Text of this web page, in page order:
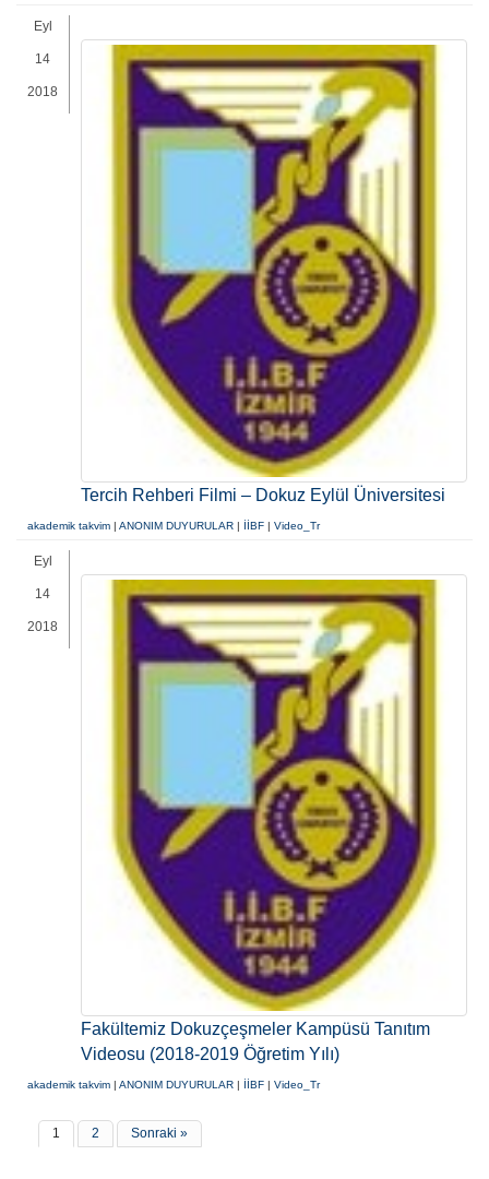
Eyl
14
2018
Tercih Rehberi Filmi – Dokuz Eylül Üniversitesi
akademik takvim | ANONIM DUYURULAR | İİBF | Video_Tr
Eyl
14
2018
Fakültemiz Dokuzçeşmeler Kampüsü Tanıtım
Videosu (2018-2019 Öğretim Yılı)
akademik takvim | ANONIM DUYURULAR | İİBF | Video_Tr
1 2 Sonraki »